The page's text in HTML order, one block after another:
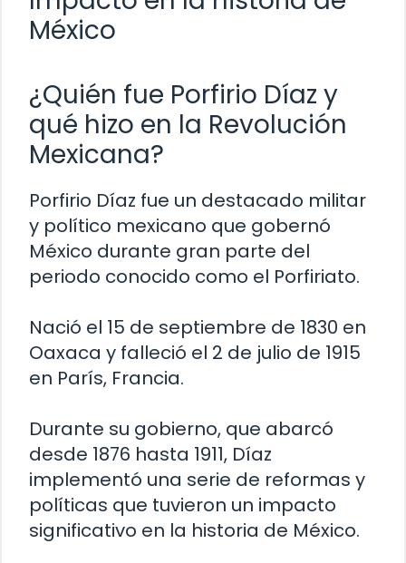
México
¿Quién fue Porfirio Díaz y
qué hizo en la Revolución
Mexicana?
Porfirio Díaz fue un destacado militar
y político mexicano que gobernó
México durante gran parte del
periodo conocido como el Porfiriato.
Nació el 15 de septiembre de 1830 en
Oaxaca y falleció el 2 de julio de 1915
en París, Francia.
Durante su gobierno, que abarcó
desde 1876 hasta 1911, Díaz
implementó una serie de reformas y
políticas que tuvieron un impacto
significativo en la historia de México.